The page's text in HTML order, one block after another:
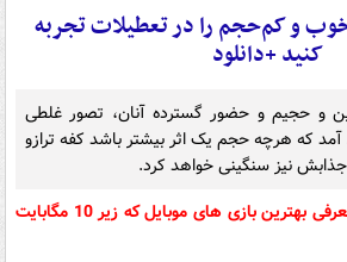
خوب و کم‌حجم را در تعطیلات تجربه
کنید +دانلود
و حجیم و حضور گسترده آنان، تصور غلطی
که هرچه حجم یک اثر بیشتر باشد کفه ترازو
نیز سنگینی خواهد کرد.